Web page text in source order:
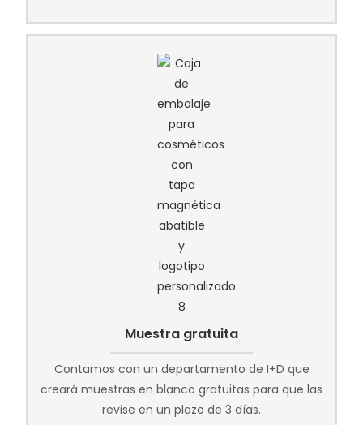
Muestra gratuita
Contamos con un departamento de I+D que
creará muestras en blanco gratuitas para que las
revise en un plazo de 3 días.